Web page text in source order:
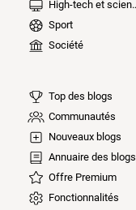
High-tech et sciences
Sport
Société
Top des blogs
Communautés
Nouveaux blogs
Annuaire des blogs
Offre Premium
Fonctionnalités